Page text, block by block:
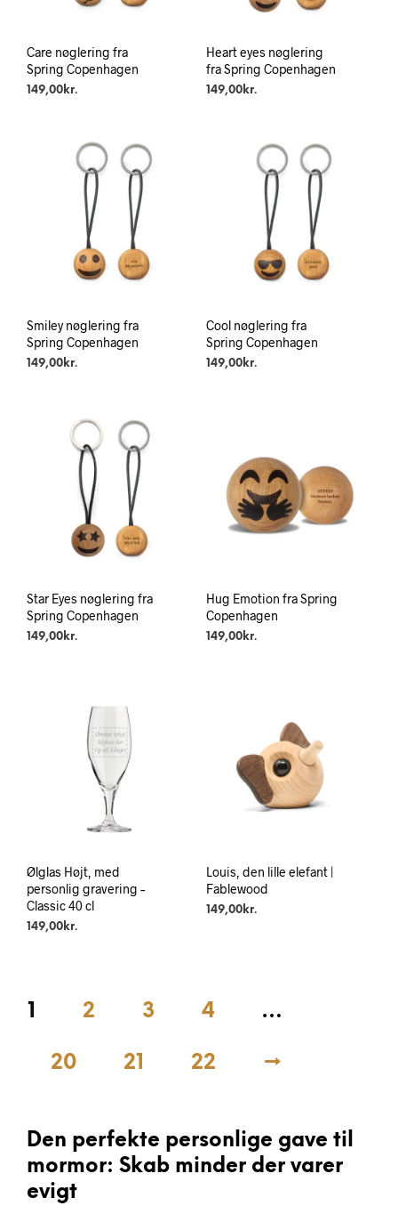
Care nøglering fra
Spring Copenhagen
149,00 kr.
Heart eyes nøglering
fra Spring Copenhagen
149,00kr.
Smiley nøglering fra
Spring Copenhagen
149,00 kr.
Cool nøglering fra
Spring Copenhagen
149,00kr.
Star Eyes nøglering fra
Spring Copenhagen
149,00 kr.
Hug Emotion fra Spring
Copenhagen
149,00kr.
Ølglas Højt, med
personlig gravering –
Classic 40 cl
149,00 kr.
Louis, den lille elefant |
Fablewood
149,00kr.
1 2 3 4 …
20 21 22 →
Den perfekte personlige gave til
mormor: Skab minder der varer
evigt